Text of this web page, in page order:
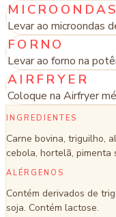
MICROONDAS
Levar ao microondas
FORNO
Levar ao forno na
AIRFRYER
Coloque na Airfryer
INGREDIENTES
Carne bovina, triguilho,
cebola, hortelã, pimenta
ALÉRGENOS
Contém derivados de
soja. Contém lactose.